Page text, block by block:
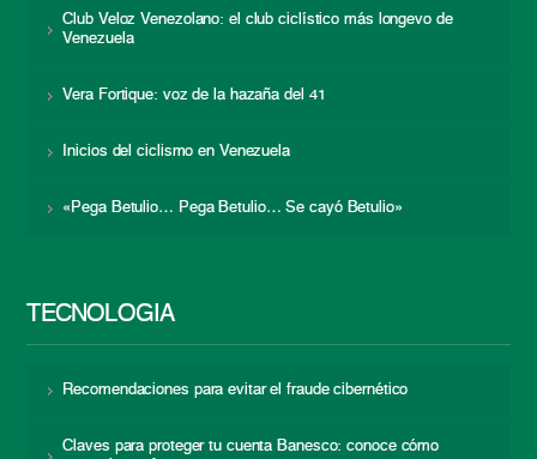
Club Veloz Venezolano: el club ciclístico más longevo de
Venezuela
Vera Fortique: voz de la hazaña del 41
Inicios del ciclismo en Venezuela
«Pega Betulio… Pega Betulio… Se cayó Betulio»
TECNOLOGÍA
Recomendaciones para evitar el fraude cibernético
Claves para proteger tu cuenta Banesco: conoce cómo